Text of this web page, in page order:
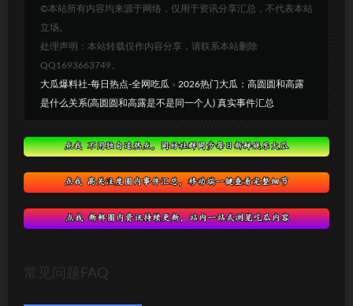
©本站所有内容均来源于网络，仅用于资讯分享汇总，不代表本站
立场。
处理声明：本站转载仅作内容分享，请联系本站删除
QQ1693663749。
大瓜爆料社-每日热点-全网吃瓜 » 2026热门大瓜：高圆圆和高露
是什么关系(高圆圆和高露是不是同一个人) 真实事件汇总
常见问题FAQ